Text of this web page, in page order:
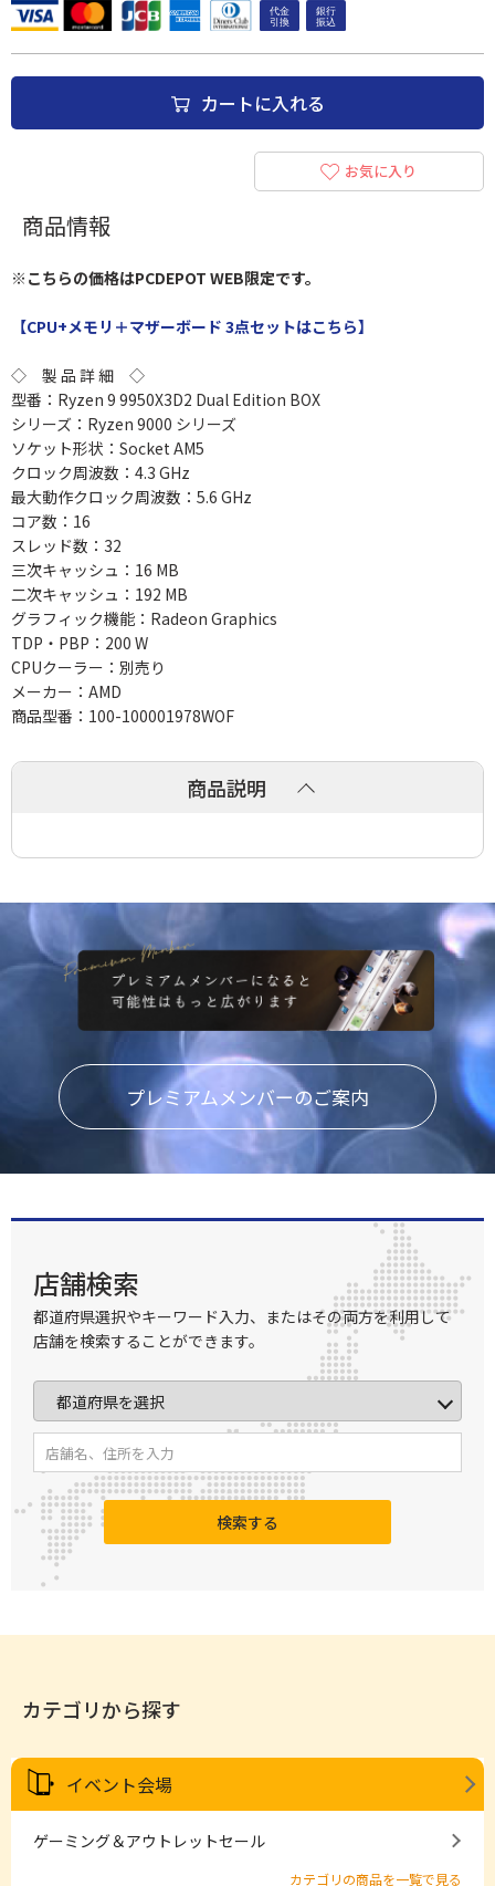
カートに入れる
お気に入り
商品情報
※こちらの価格はPCDEPOT WEB限定です。
【CPU+メモリ＋マザーボード 3点セットはこちら】
◇ 製 品 詳 細 ◇
型番：Ryzen 9 9950X3D2 Dual Edition BOX
シリーズ：Ryzen 9000 シリーズ
ソケット形状：Socket AM5
クロック周波数：4.3 GHz
最大動作クロック周波数：5.6 GHz
コア数：16
スレッド数：32
三次キャッシュ：16 MB
二次キャッシュ：192 MB
グラフィック機能：Radeon Graphics
TDP・PBP：200 W
CPUクーラー：別売り
メーカー：AMD
商品型番：100-100001978WOF
商品説明
プレミアムメンバーのご案内
店舗検索
都道府県選択やキーワード入力、またはその両方を利用して
店舗を検索することができます。
検索する
カテゴリから探す
イベント会場
ゲーミング＆アウトレットセール
カテゴリの商品を一覧で見る